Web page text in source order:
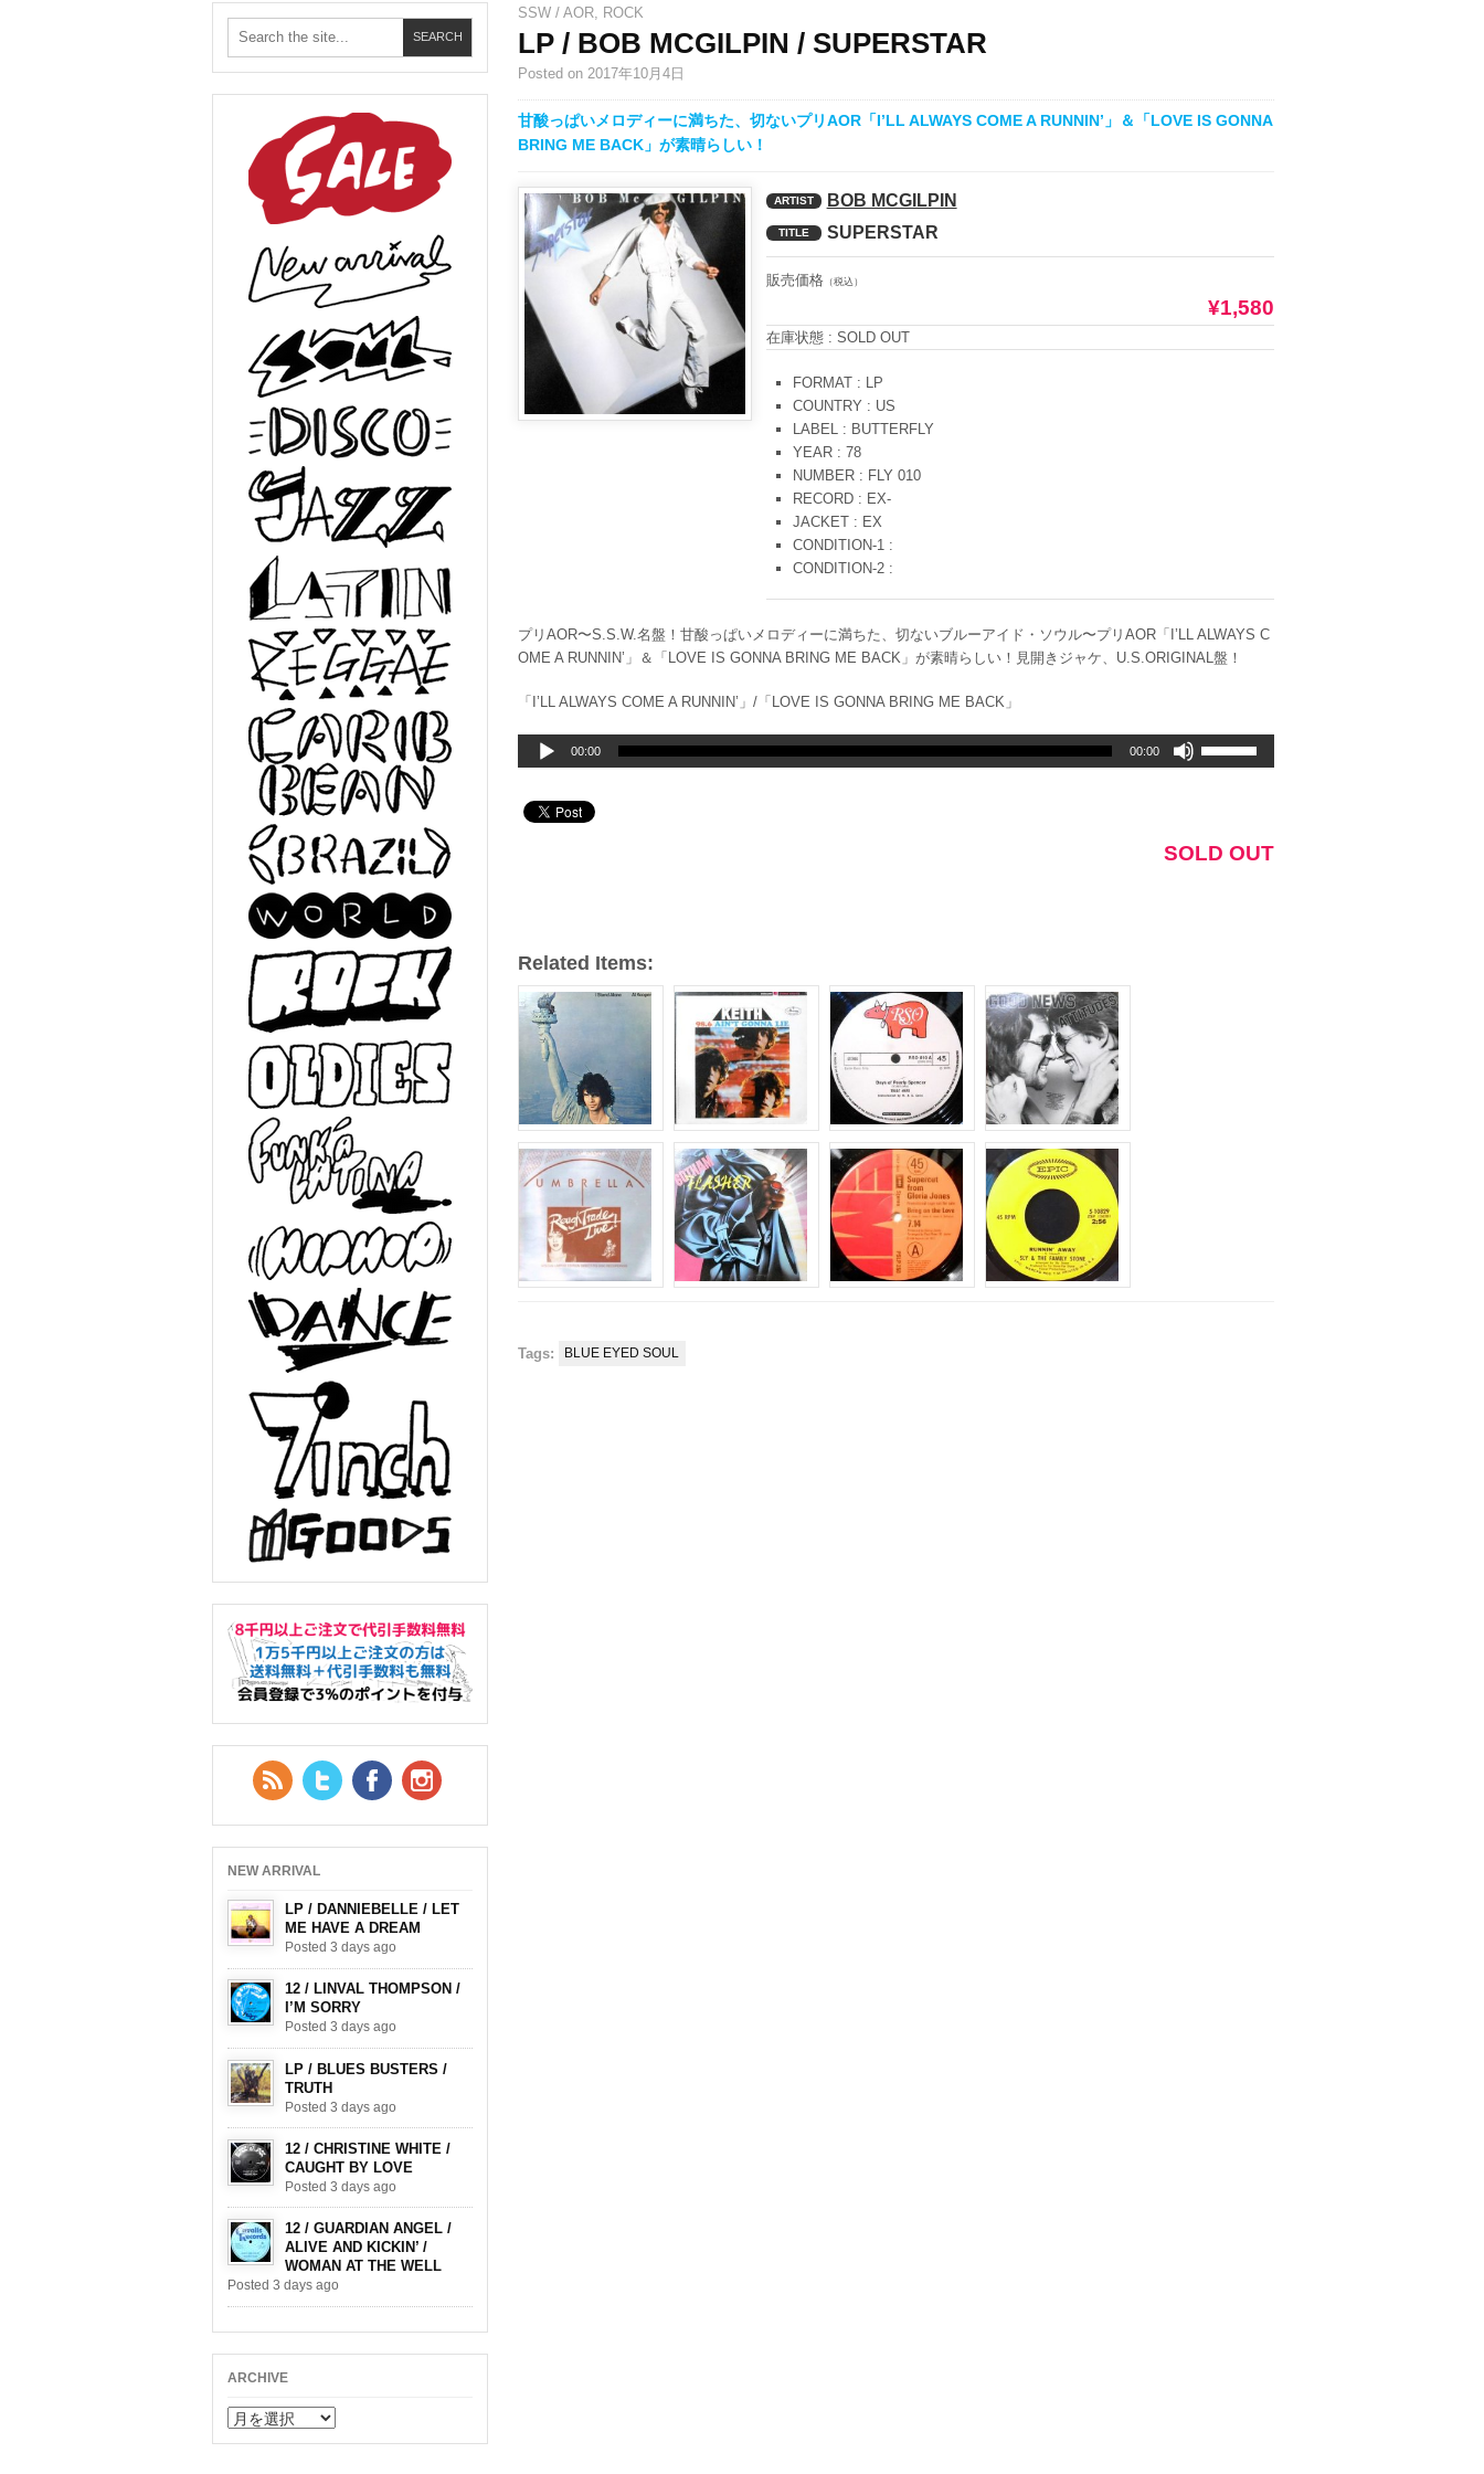
SSW / AOR, ROCK
LP / BOB MCGILPIN / SUPERSTAR
Posted on 2017年10月4日
甘酸っぱいメロディーに満ちた、切ないプリAOR「I’LL ALWAYS COME A RUNNIN’」＆「LOVE IS GONNA
BRING ME BACK」が素晴らしい！
ARTIST BOB MCGILPIN
TITLE SUPERSTAR
販売価格（税込）
¥1,580
在庫状態 : SOLD OUT
FORMAT : LP
COUNTRY : US
LABEL : BUTTERFLY
YEAR : 78
NUMBER : FLY 010
RECORD : EX-
JACKET : EX
CONDITION-1 :
CONDITION-2 :
プリAOR〜S.S.W.名盤！甘酸っぱいメロディーに満ちた、切ないブルーアイド・ソウル〜プリAOR「I’LL ALWAYS C
OME A RUNNIN’」＆「LOVE IS GONNA BRING ME BACK」が素晴らしい！見開きジャケ、U.S.ORIGINAL盤！
「I’LL ALWAYS COME A RUNNIN’」/「LOVE IS GONNA BRING ME BACK」
声
レ
00:00 00:00
ボ
リ
調
SOLD OUT
Related Items:
Tags: BLUE EYED SOUL
RSS FeedTwitter Facebook
NEW ARRIVAL
LP / DANNIEBELLE / LET
ME HAVE A DREAM
Posted 3 days ago
12 / LINVAL THOMPSON /
I’M SORRY
Posted 3 days ago
LP / BLUES BUSTERS /
TRUTH
Posted 3 days ago
12 / CHRISTINE WHITE /
CAUGHT BY LOVE
Posted 3 days ago
12 / GUARDIAN ANGEL /
ALIVE AND KICKIN’ /
WOMAN AT THE WELL
Posted 3 days ago
ARCHIVE
ARCHIVE